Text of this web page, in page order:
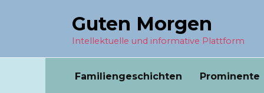
Guten Morgen
Intellektuelle und informative Plattform
Familiengeschichten Prominente